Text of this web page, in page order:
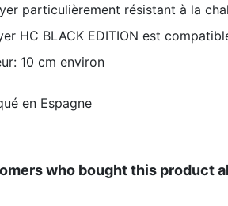
particulièrement résistant à la
HC BLACK EDITION est
10 cm environ
en Espagne
who bought this product